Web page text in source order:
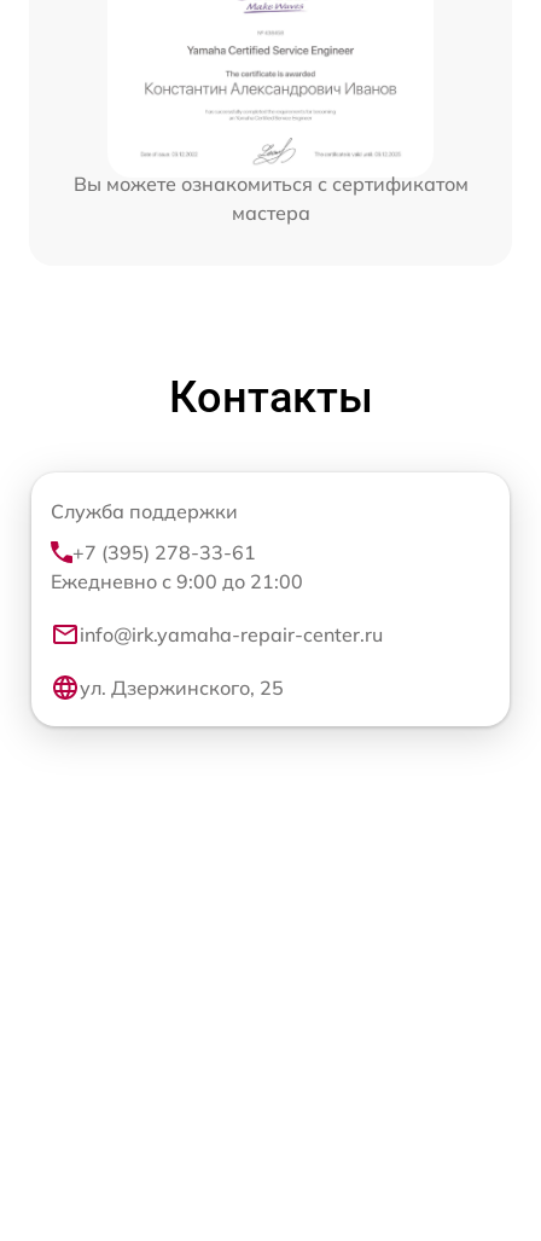
Вы можете ознакомиться с сертификатом
мастера
Контакты
Служба поддержки
+7 (395) 278-33-61
Ежедневно с 9:00 до 21:00
info@irk.yamaha-repair-center.ru
ул. Дзержинского, 25